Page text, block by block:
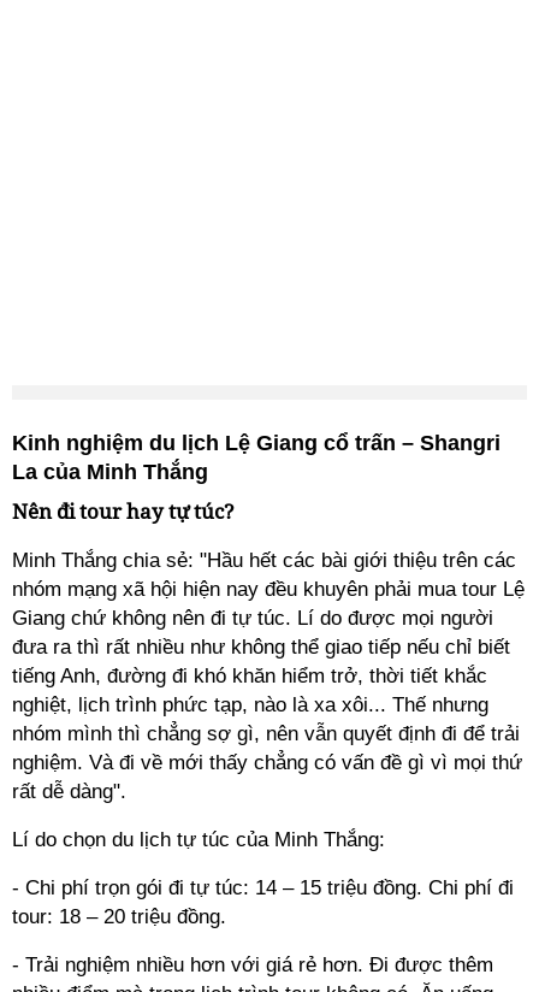
Kinh nghiệm du lịch Lệ Giang cổ trấn – Shangri
La của Minh Thắng
Nên đi tour hay tự túc?
Minh Thắng chia sẻ: "Hầu hết các bài giới thiệu trên các
nhóm mạng xã hội hiện nay đều khuyên phải mua tour Lệ
Giang chứ không nên đi tự túc. Lí do được mọi người
đưa ra thì rất nhiều như không thể giao tiếp nếu chỉ biết
tiếng Anh, đường đi khó khăn hiểm trở, thời tiết khắc
nghiệt, lịch trình phức tạp, nào là xa xôi... Thế nhưng
nhóm mình thì chẳng sợ gì, nên vẫn quyết định đi để trải
nghiệm. Và đi về mới thấy chẳng có vấn đề gì vì mọi thứ
rất dễ dàng".
Lí do chọn du lịch tự túc của Minh Thắng:
- Chi phí trọn gói đi tự túc: 14 – 15 triệu đồng. Chi phí đi
tour: 18 – 20 triệu đồng.
- Trải nghiệm nhiều hơn với giá rẻ hơn. Đi được thêm